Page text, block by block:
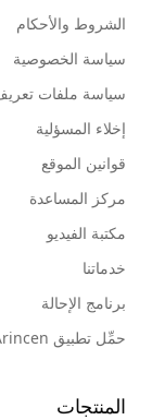
الشروط والأحكام
سياسة الخصوصية
سياسة ملفات تعريف
إخلاء المسؤلية
قوانين الموقع
مركز المساعدة
مكتبة الفيديو
خدماتنا
برنامج الإحالة
حمِّل تطبيق Arincen
المنتجات